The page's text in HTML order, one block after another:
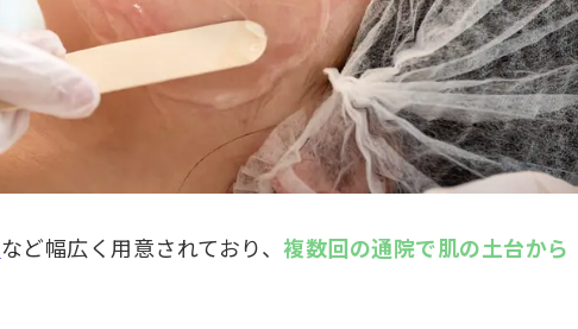
など幅広く用意されており、 複数回の通院で肌の土台から